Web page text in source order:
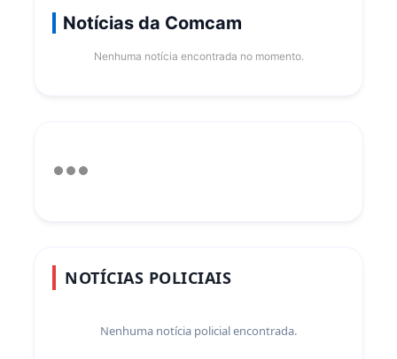
Notícias da Comcam
Nenhuma notícia encontrada no momento.
NOTÍCIAS POLICIAIS
Nenhuma notícia policial encontrada.